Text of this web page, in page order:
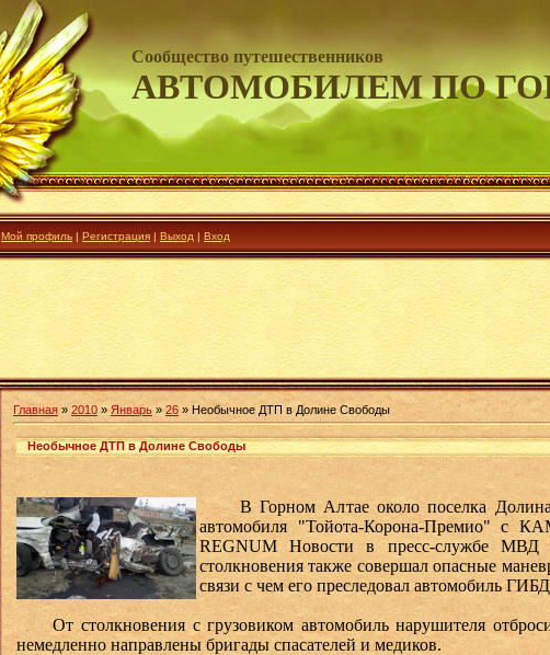
Сообщество путешественников
АВТОМОБИЛЕМ ПО
Мой профиль | Регистрация | Выход | Вход
Главная » 2010 » Январь » 26 » Необычное ДТП в Долине Свободы
Необычное ДТП в Долине Свободы
В Горном Алтае около поселка Долина
автомобиля "Тойота-Корона-Премио" с
REGNUM Новости в пресс-службе МВД
столкновения также совершал опасные
связи с чем его преследовал автомобиль
От столкновения с грузовиком автомобиль нарушителя
немедленно направлены бригады спасателей и медиков.